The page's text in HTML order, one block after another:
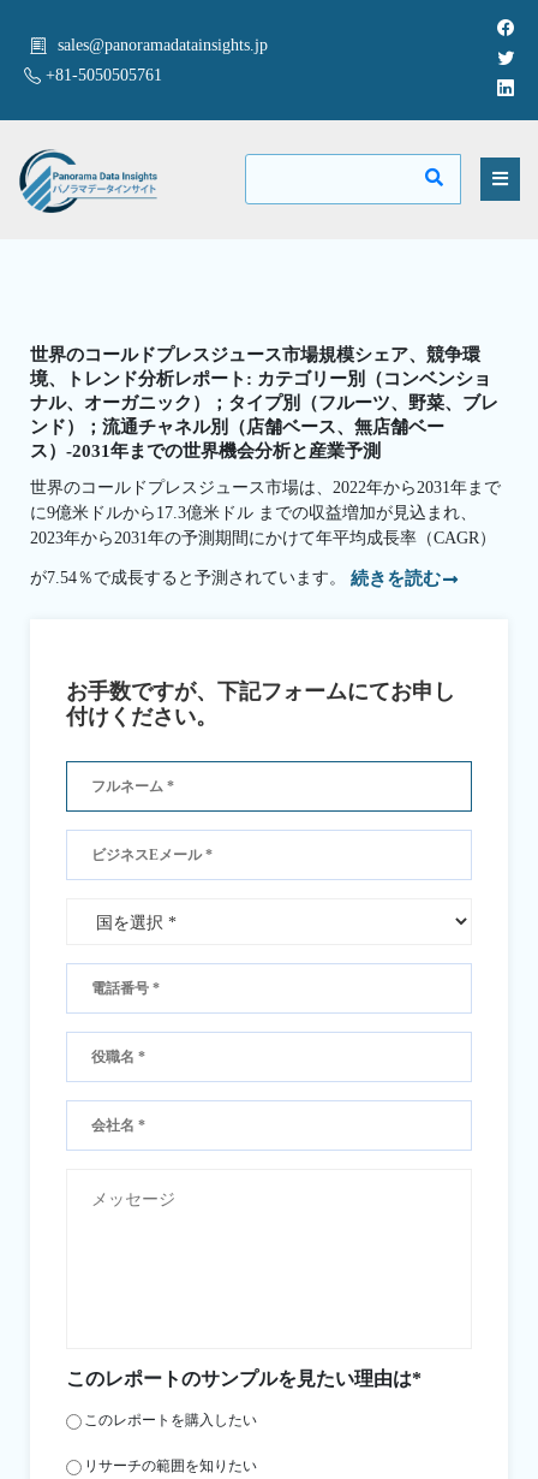
sales@panoramadatainsights.jp
+81-5050505761
世界のコールドプレスジュース市場規模シェア、競争環
境、トレンド分析レポート: カテゴリー別（コンベンショ
ナル、オーガニック）；タイプ別（フルーツ、野菜、ブレ
ンド）；流通チャネル別（店舗ベース、無店舗ベー
ス）-2031年までの世界機会分析と産業予測
世界のコールドプレスジュース市場は、2022年から2031年まで
に9億米ドルから17.3億米ドル までの収益増加が見込まれ、
2023年から2031年の予測期間にかけて年平均成長率（CAGR）
が7.54％で成長すると予測されています。 続きを読む
お手数ですが、下記フォームにてお申し
付けください。
このレポートのサンプルを見たい理由は*
このレポートを購入したい
リサーチの範囲を知りたい